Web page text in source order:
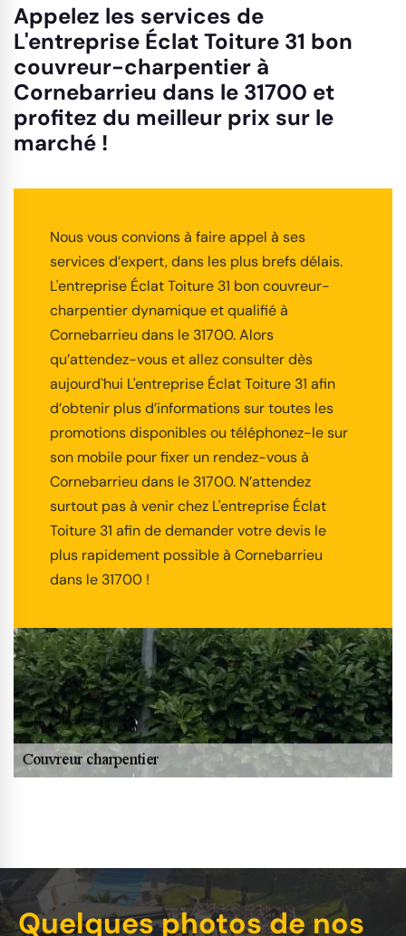
Appelez les services de
L'entreprise Éclat Toiture 31 bon
couvreur-charpentier à
Cornebarrieu dans le 31700 et
profitez du meilleur prix sur le
marché !
Nous vous convions à faire appel à ses
services d’expert, dans les plus brefs délais.
L'entreprise Éclat Toiture 31 bon couvreur-
charpentier dynamique et qualifié à
Cornebarrieu dans le 31700. Alors
qu’attendez-vous et allez consulter dès
aujourd`hui L'entreprise Éclat Toiture 31 afin
d’obtenir plus d’informations sur toutes les
promotions disponibles ou téléphonez-le sur
son mobile pour fixer un rendez-vous à
Cornebarrieu dans le 31700. N’attendez
surtout pas à venir chez L'entreprise Éclat
Toiture 31 afin de demander votre devis le
plus rapidement possible à Cornebarrieu
dans le 31700 !
Quelques photos de nos